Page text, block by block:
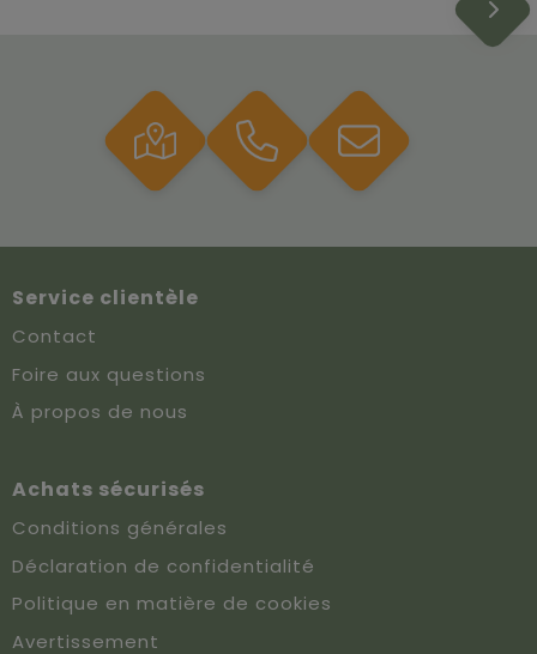
Service clientèle
Contact
Foire aux questions
À propos de nous
Achats sécurisés
Conditions générales
Déclaration de confidentialité
Politique en matière de cookies
Avertissement